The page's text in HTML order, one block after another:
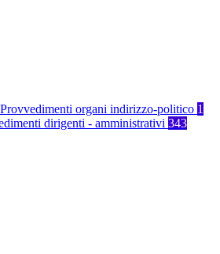
Provvedimenti organi indirizzo-politico 1
dirigenti - amministrativi 343